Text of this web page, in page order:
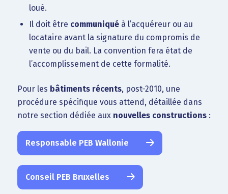
loué.
Il doit être communiquéà l’acquéreur ou au
locataire avant la signature du compromis de
vente ou du bail. La convention fera état de
l’accomplissement de cette formalité.
Pour les bâtiments récents, post-2010, une
procédure spécifique vous attend, détaillée dans
notre section dédiée aux nouvelles constructions:
Responsable PEB Wallonie
Conseil PEB Bruxelles